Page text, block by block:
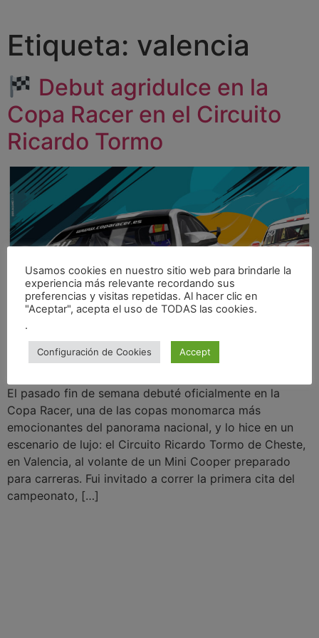
Etiqueta: valencia
Debut agridulce en la
Copa Racer en el Circuito
Ricardo Tormo
El pasado fin de semana debuté oficialmente en la
Copa Racer, una de las copas monomarca más
emocionantes del panorama nacional, y lo hice en un
escenario de lujo: el Circuito Ricardo Tormo de Cheste,
en Valencia, al volante de un Mini Cooper preparado
para carreras. Fui invitado a correr la primera cita del
campeonato, […]
Usamos cookies en nuestro sitio web para brindarle la
experiencia más relevante recordando sus
preferencias y visitas repetidas. Al hacer clic en
"Aceptar", acepta el uso de TODAS las cookies.
.
Configuración de Cookies Accept